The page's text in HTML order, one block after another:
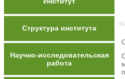
Структура института
Научно-исследовательская
работа